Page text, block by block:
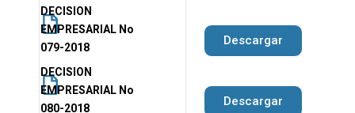
DECISION
EMPRESARIAL No
079-2018
Descargar
DECISION
EMPRESARIAL No
080-2018
Descargar